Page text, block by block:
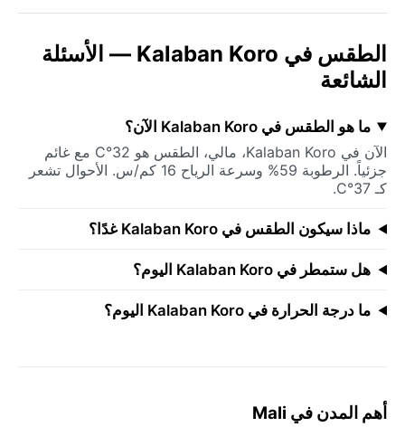
الطقس في Kalaban Koro — الأسئلة
الشائعة
ما هو الطقس في Kalaban Koro الآن؟
الآن في Kalaban Koro، مالي، الطقس هو 32°C مع غائم
جزئياً. الرطوبة 59% وسرعة الرياح 16 كم/س. الأحوال تشعر
كـ 37°C.
ماذا سيكون الطقس في Kalaban Koro غدًا؟
هل ستمطر في Kalaban Koro اليوم؟
ما درجة الحرارة في Kalaban Koro اليوم؟
أهم المدن في Mali